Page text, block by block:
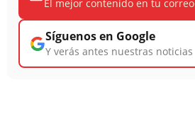
El mejor contenido en tu correo
Síguenos en Google
Y verás antes nuestras noticias